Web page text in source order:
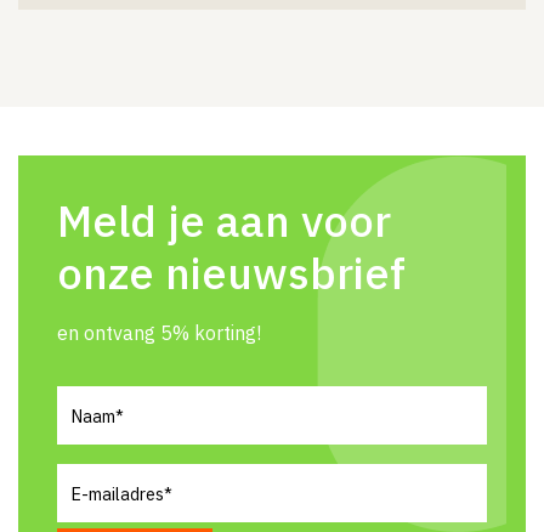
Meld je aan voor
onze nieuwsbrief
en ontvang 5% korting!
mailadres(Vereist)